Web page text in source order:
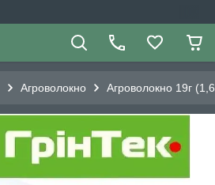
Агроволокно Агроволокно 19г